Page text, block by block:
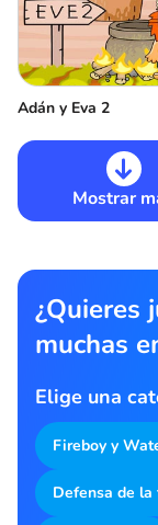
Adán y Eva 2
Mostrar
¿Quieres
muchas
Elige una
Fireboy y
Defensa de la